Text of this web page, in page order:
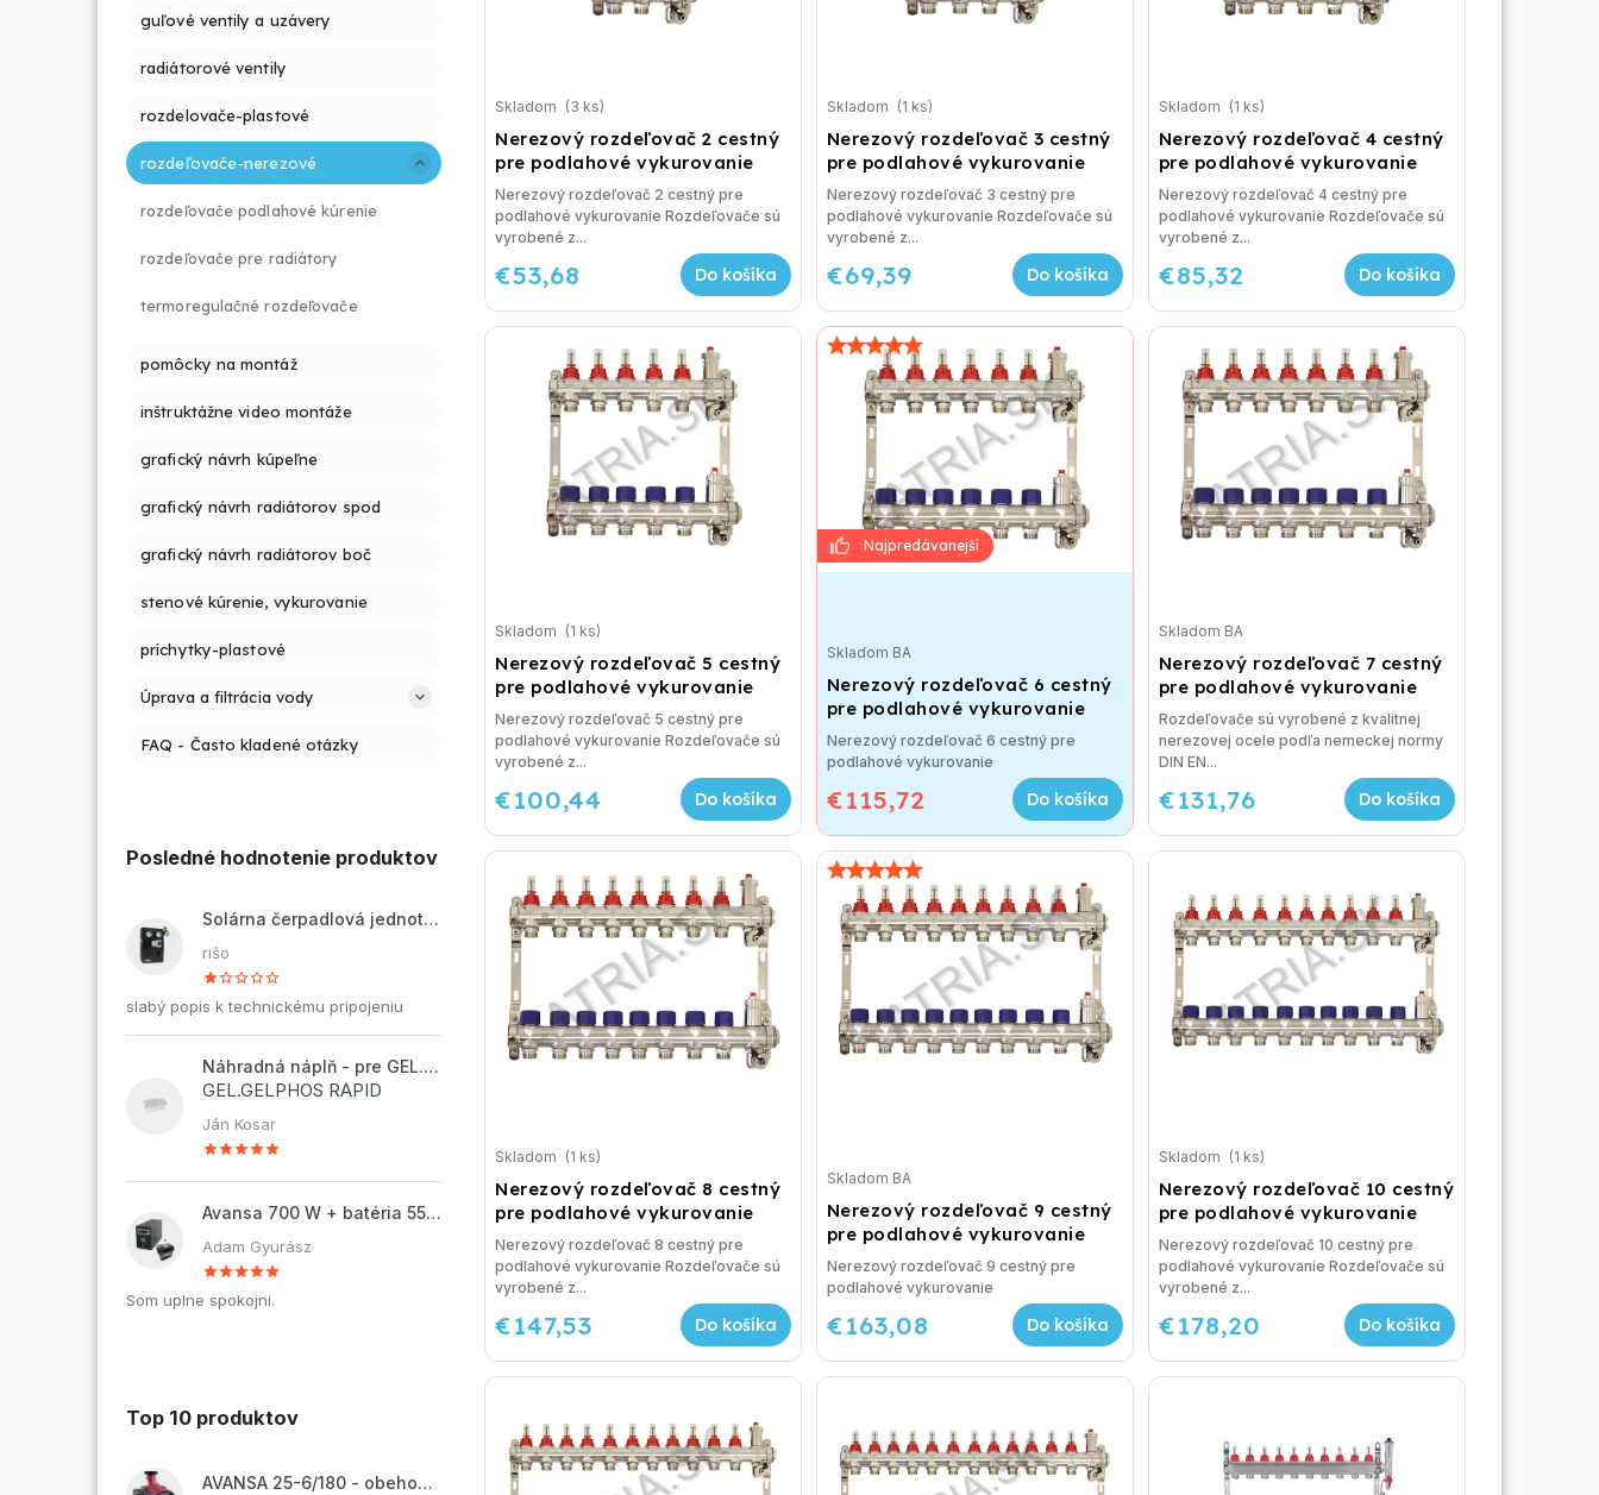
guľové ventily a uzávery
radiátorové ventily
rozdelovače-plastové
rozdeľovače-nerezové
rozdeľovače podlahové kúrenie
rozdeľovače pre radiátory
termoregulačné rozdeľovače
pomôcky na montáž
inštruktážne video montáže
grafický návrh kúpeľne
grafický návrh radiátorov spod
grafický návrh radiátorov boč
stenové kúrenie, vykurovanie
príchytky-plastové
Úprava a filtrácia vody
FAQ - Často kladené otázky
Posledné hodnotenie produktov
Solárna čerpadlová jednotka ZP2-12 ECO
rišo
slabý popis k technickému pripojeniu
Náhradná náplň - pre GEL.DOSAPHOS 250 - 8x náplň
GEL.GELPHOS RAPID
Ján Kosar
Avansa 700 W + batéria 55Ah
Adam Gyurász
Som uplne spokojni.
Top 10 produktov
AVANSA 25-6/180 - obehové čerpadlo, pripojovací závit 6/4"
Nerezový rozdeľovač 2 cestný
pre podlahové vykurovanie
Skladom (3 ks)
€53,68 Do košíka
Nerezový rozdeľovač 2 cestný pre
podlahové vykurovanie Rozdeľovače sú
vyrobené z...
Nerezový rozdeľovač 3 cestný
pre podlahové vykurovanie
Skladom (1 ks)
€69,39 Do košíka
Nerezový rozdeľovač 3 cestný pre
podlahové vykurovanie Rozdeľovače sú
vyrobené z...
Nerezový rozdeľovač 4 cestný
pre podlahové vykurovanie
Skladom (1 ks)
€85,32 Do košíka
Nerezový rozdeľovač 4 cestný pre
podlahové vykurovanie Rozdeľovače sú
vyrobené z...
Nerezový rozdeľovač 5 cestný
pre podlahové vykurovanie
Skladom (1 ks)
€100,44 Do košíka
Nerezový rozdeľovač 5 cestný pre
podlahové vykurovanie Rozdeľovače sú
vyrobené z...
Nerezový rozdeľovač 6 cestný
pre podlahové vykurovanie
Skladom BA
€115,72 Do košíka
Nerezový rozdeľovač 6 cestný pre
podlahové vykurovanie
Nerezový rozdeľovač 7 cestný
pre podlahové vykurovanie
Skladom BA
€131,76 Do košíka
Rozdeľovače sú vyrobené z kvalitnej
nerezovej ocele podľa nemeckej normy
DIN EN...
Nerezový rozdeľovač 8 cestný
pre podlahové vykurovanie
Skladom (1 ks)
€147,53 Do košíka
Nerezový rozdeľovač 8 cestný pre
podlahové vykurovanie Rozdeľovače sú
vyrobené z...
Nerezový rozdeľovač 9 cestný
pre podlahové vykurovanie
Skladom BA
€163,08 Do košíka
Nerezový rozdeľovač 9 cestný pre
podlahové vykurovanie
Nerezový rozdeľovač 10 cestný
pre podlahové vykurovanie
Skladom (1 ks)
€178,20 Do košíka
Nerezový rozdeľovač 10 cestný pre
podlahové vykurovanie Rozdeľovače sú
vyrobené z...